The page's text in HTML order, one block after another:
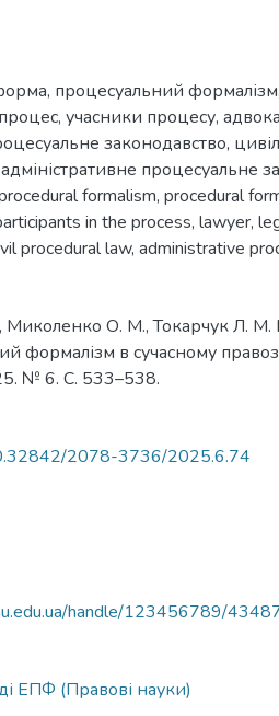
, процесуальний формалізм,
, учасники процесу,
законодавство,
адміністративне процесуальне
formalism, procedural
in the process, lawyer,
procedural law, administrative
Миколенко О. М., Токарчук Л.
формалізм в сучасному
№ 6. С. 533–538.
2078-3736/2025.6.74
handle/123456789/
ЕПФ (Правові науки)